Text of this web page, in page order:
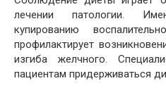
лечении патологии.
купированию
профилактирует
изгиба желчного.
пациентам придерживаться